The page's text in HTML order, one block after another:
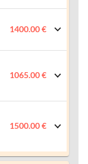
1400.00 €
1065.00 €
1500.00 €